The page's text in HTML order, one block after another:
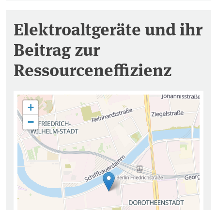
Elektroaltgeräte und ihr
Beitrag zur
Ressourceneffizienz
+
−